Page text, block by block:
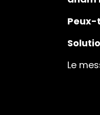
Peux-
Le